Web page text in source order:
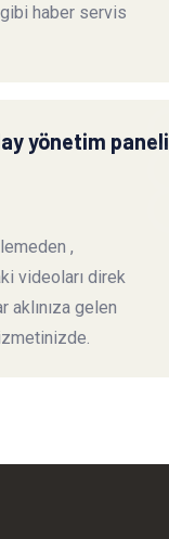
haber servis
yönetim paneli
,
videoları direk
aklınıza gelen